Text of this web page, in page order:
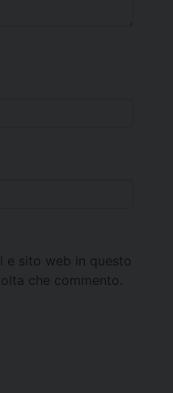
e sito web in questo
che commento.